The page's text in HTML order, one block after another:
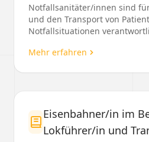
Notfallsanitäter/innen sind
und den Transport von
Notfallsituationen
Mehr erfahren
Eisenbahner/in im
Lokführer/in und